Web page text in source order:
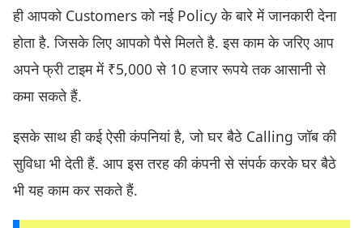
ही आपको Customers को नई Policy के बारे में जानकारी देना
होता है. जिसके लिए आपको पैसे मिलते है. इस काम के जरिए आप
अपने फ्री टाइम में ₹5,000 से 10 हजार रूपये तक आसानी से
कमा सकते हैं.
इसके साथ ही कई ऐसी कंपनियां है, जो घर बैठे Calling जॉब की
सुविधा भी देती हैं. आप इस तरह की कंपनी से संपर्क करके घर बैठे
भी यह काम कर सकते हैं.